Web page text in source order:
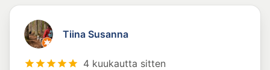
Tiina Susanna
4 kuukautta sitten